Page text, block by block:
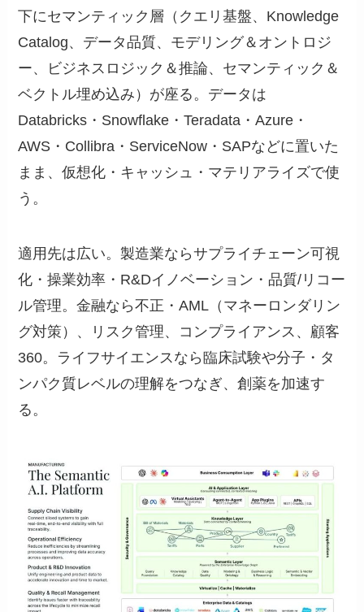
下にセマンティック層（クエリ基盤、Knowledge
Catalog、データ品質、モデリング＆オントロジ
ー、ビジネスロジック＆推論、セマンティック＆
ベクトル埋め込み）が座る。データは
Databricks・Snowflake・Teradata・Azure・
AWS・Collibra・ServiceNow・SAPなどに置いた
まま、仮想化・キャッシュ・マテリアライズで使
う。
適用先は広い。製造業ならサプライチェーン可視
化・操業効率・R&Dイノベーション・品質/リコー
ル管理。金融なら不正・AML（マネーロンダリン
グ対策）、リスク管理、コンプライアンス、顧客
360。ライフサイエンスなら臨床試験や分子・タ
ンパク質レベルの理解をつなぎ、創薬を加速す
る。